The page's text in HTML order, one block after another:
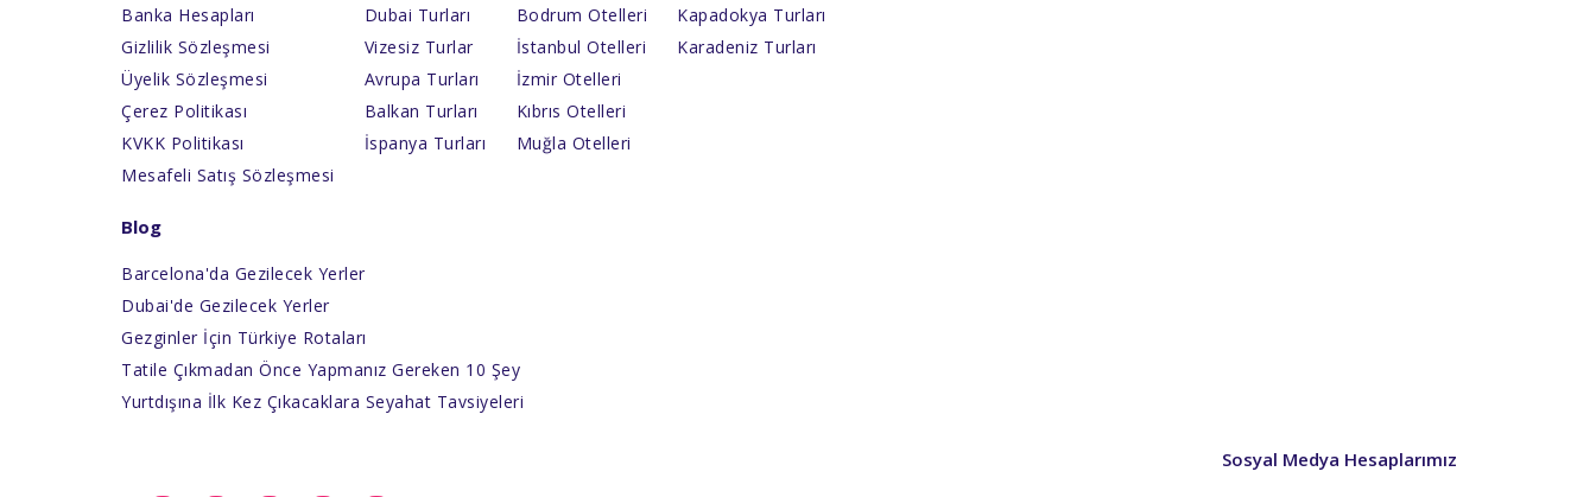
Banka Hesapları
Gizlilik Sözleşmesi
Üyelik Sözleşmesi
Çerez Politikası
KVKK Politikası
Mesafeli Satış Sözleşmesi
Dubai Turları
Vizesiz Turlar
Avrupa Turları
Balkan Turları
İspanya Turları
Bodrum Otelleri
İstanbul Otelleri
İzmir Otelleri
Kıbrıs Otelleri
Muğla Otelleri
Kapadokya Turları
Karadeniz Turları
Blog
Barcelona'da Gezilecek Yerler
Dubai'de Gezilecek Yerler
Gezginler İçin Türkiye Rotaları
Tatile Çıkmadan Önce Yapmanız Gereken 10 Şey
Yurtdışına İlk Kez Çıkacaklara Seyahat Tavsiyeleri
Sosyal Medya Hesaplarımız